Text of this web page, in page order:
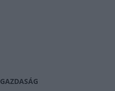
GAZDASÁG